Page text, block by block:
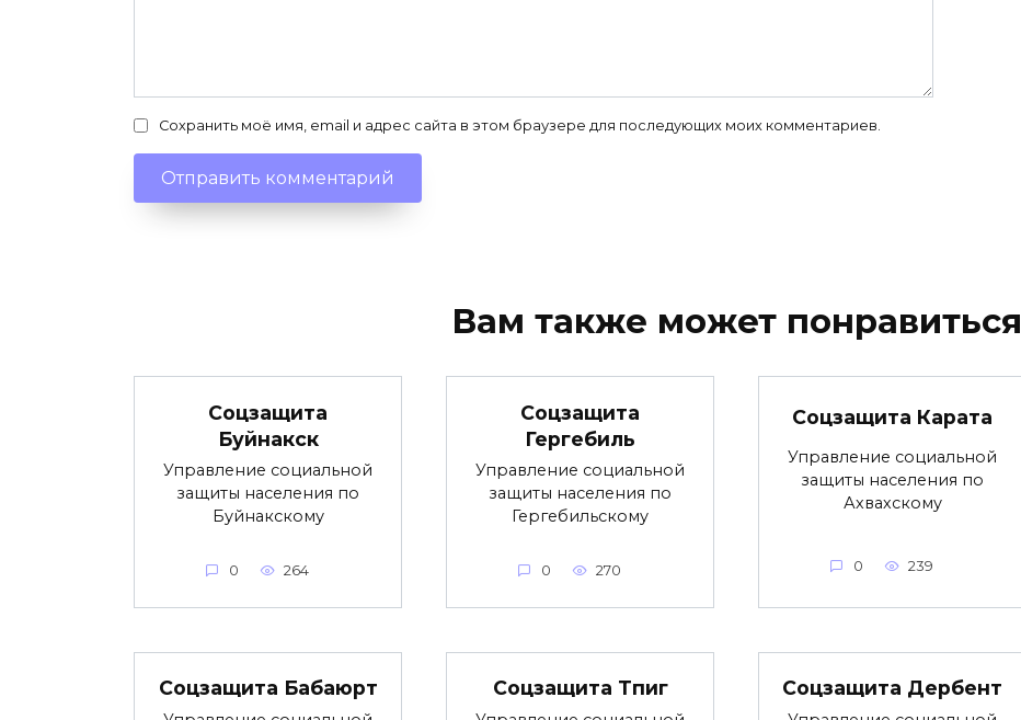
Сохранить моё имя, email и адрес сайта в этом браузере для последующих моих комментариев.
Вам также может понравиться
Соцзащита
Буйнакск
Управление социальной
защиты населения по
Буйнакскому
0 264
Соцзащита
Гергебиль
Управление социальной
защиты населения по
Гергебильскому
0 270
Соцзащита Карата
Управление социальной
защиты населения по
Ахвахскому
0 239
Соцзащита Бабаюрт Соцзащита Тпиг Соцзащита Дербент